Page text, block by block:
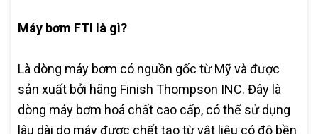
Máy bơm FTI là gì?
Là dòng máy bơm có nguồn gốc từ Mỹ và được
sản xuất bởi hãng Finish Thompson INC. Đây là
dòng máy bơm hoá chất cao cấp, có thể sử dụng
lâu dài do máy được chết tạo từ vật liệu có độ bền